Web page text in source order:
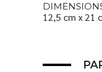
12,5 cm x 21